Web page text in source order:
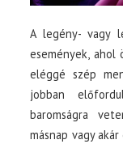
A legény- vagy
események, ahol
eléggé szép
jobban
baromságra
másnap vagy